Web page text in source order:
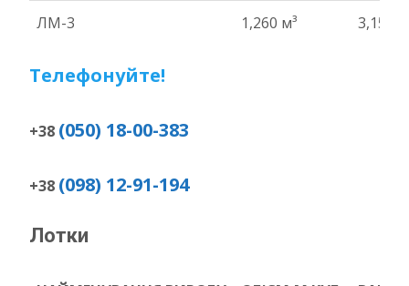
ЛМ-3 1,260 м³ 3,15 т
Телефонуйте!
+38 (050) 18-00-383
+38 (098) 12-91-194
Лотки